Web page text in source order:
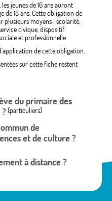
jeunes de 16 ans auront
de 18 ans. Cette obligation de
moyens : scolarité,
civique, dispositif
et professionnelle.
de cette obligation.
sur cette fiche restent
du primaire des
(particuliers)
de
et de culture ?
à distance ?